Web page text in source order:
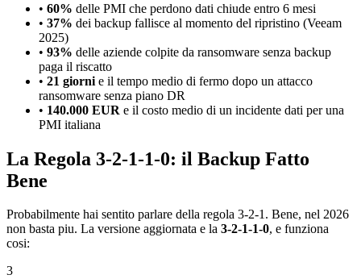
• 60% delle PMI che perdono dati chiude entro 6 mesi
• 37% dei backup fallisce al momento del ripristino (Veeam
2025)
• 93% delle aziende colpite da ransomware senza backup
paga il riscatto
• 21 giorni e il tempo medio di fermo dopo un attacco
ransomware senza piano DR
• 140.000 EUR e il costo medio di un incidente dati per una
PMI italiana
La Regola 3-2-1-1-0: il Backup Fatto
Bene
Probabilmente hai sentito parlare della regola 3-2-1. Bene, nel 2026
non basta piu. La versione aggiornata e la 3-2-1-1-0, e funziona
cosi:
3